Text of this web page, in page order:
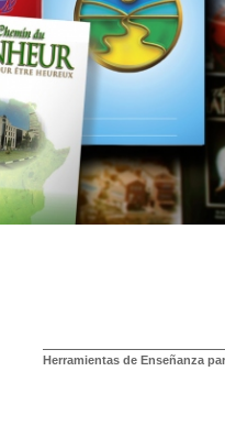
Herramientas de Enseñanza